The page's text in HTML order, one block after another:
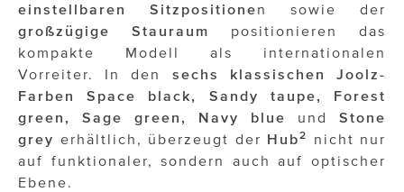
einstellbaren Sitzpositionen sowie der
großzügige Stauraum
positionieren das
kompakte Modell als internationalen
Vorreiter. In den sechs klassischen Joolz-
Farben Space black, Sandy taupe, Forest
green, Sage green, Navy blue
und Stone
grey erhältlich, überzeugt der Hub2
nicht nur
auf funktionaler, sondern auch auf optischer
Ebene.